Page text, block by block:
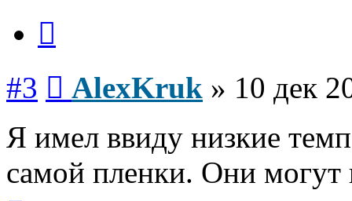
#3 AlexKruk » 10 дек
Я имел ввиду низкие
самой пленки. Они могут